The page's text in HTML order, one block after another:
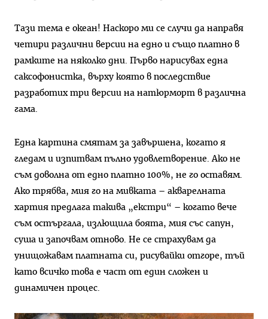
Тази тема е океан! Наскоро ми се случи да направя
четири различни версии на едно и също платно в
рамките на няколко дни. Първо нарисувах една
саксофонистка, върху която в последствие
разработих три версии на натюрморт в различна
гама.
Една картина смятам за завършена, когато я
гледам и изпитвам пълно удовлетворение. Ако не
съм доволна от едно платно 100%, не го оставям.
Ако трябва, мия го на мивката – акварелната
хартия предлага такива „екстри“ – когато вече
съм остъргала, излющила боята, мия със сапун,
суша и започвам отново. Не се страхувам да
унищожавам платната си, рисувайки отгоре, тъй
като всичко това е част от един сложен и
динамичен процес.